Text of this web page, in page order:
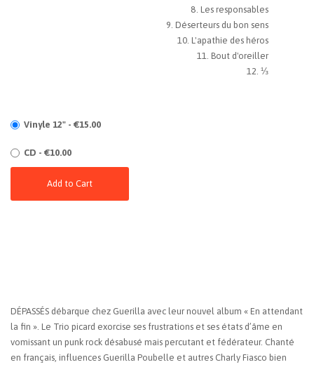
Les responsables
Déserteurs du bon sens
L'apathie des héros
Bout d'oreiller
⅓
Vinyle 12" - €15.00
CD - €10.00
Add to Cart
DÉPASSÉS débarque chez Guerilla avec leur nouvel album « En attendant
la fin ». Le Trio picard exorcise ses frustrations et ses états d’âme en
vomissant un punk rock désabusé mais percutant et fédérateur. Chanté
en français, influences Guerilla Poubelle et autres Charly Fiasco bien